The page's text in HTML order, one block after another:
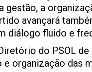
gestão, a
avançará
diálogo fluido e
do PSOL
e organização das